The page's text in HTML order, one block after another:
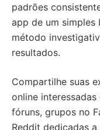
padrões
app de um simples
método
resultados.
Compartilhe suas
online
fóruns, grupos no
Reddit dedicadas